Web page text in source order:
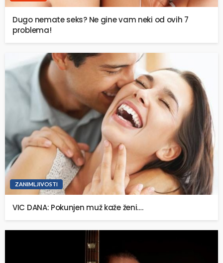
Dugo nemate seks? Ne gine vam neki od ovih 7
problema!
ZANIMLJIVOSTI
VIC DANA: Pokunjen muž kaže ženi….